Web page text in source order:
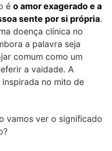
é o amor exagerado e a
sente por si própria.
doença clínica no
a palavra seja
comum como um
a vaidade. A
no mito de
vamos ver o significado